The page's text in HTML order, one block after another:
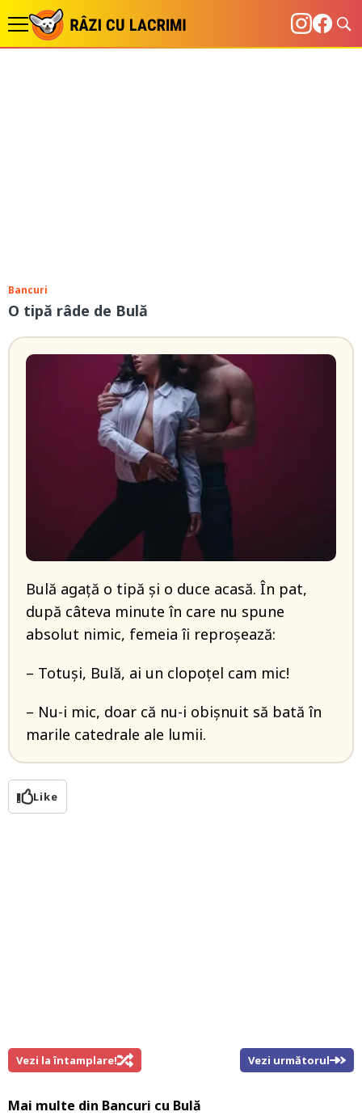
Bancuri
O tipă râde de Bulă
Bulă agață o tipă și o duce acasă. În pat,
după câteva minute în care nu spune
absolut nimic, femeia îi reproșează:
– Totuși, Bulă, ai un clopoțel cam mic!
– Nu-i mic, doar că nu-i obișnuit să bată în
marile catedrale ale lumii.
Like
Vezi la întamplare! Vezi următorul
Mai multe din Bancuri cu Bulă